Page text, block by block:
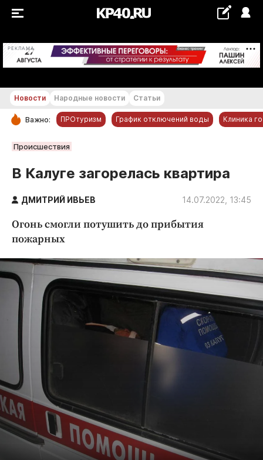
РЕКЛАМА +24...+25 °С
РУБРИКИ
Новости компаний
Статьи
Авто и транспорт
Криминал
Культура
Недвижимость и ЖКХ
Образование
Праздники
Происшествия
Спорт
Экономика и бизнес
ПРОЕКТЫ
Новости Народные новости Статьи
Важно: ПРОтуризм График отключений воды Клиника
Происшествия
В Калуге загорелась квартира
ДМИТРИЙ ИВЬЕВ 14.07.2022, 13:45
Огонь смогли потушить до прибытия
пожарных